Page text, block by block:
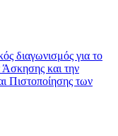
διαγωνισμός για το
και την
Πιστοποίησης των